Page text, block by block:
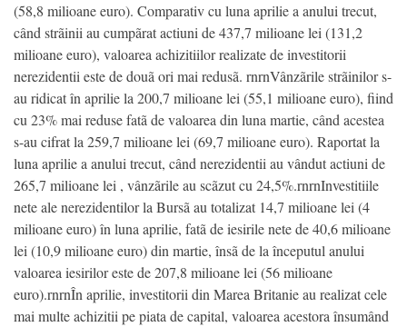
(58,8 milioane euro). Comparativ cu luna aprilie a anului trecut,
când strãinii au cumpãrat actiuni de 437,7 milioane lei (131,2
milioane euro), valoarea achizitiilor realizate de investitorii
nerezidentii este de douã ori mai redusã. rnrnVânzãrile strãinilor s-
au ridicat în aprilie la 200,7 milioane lei (55,1 milioane euro), fiind
cu 23% mai reduse fatã de valoarea din luna martie, când acestea
s-au cifrat la 259,7 milioane lei (69,7 milioane euro). Raportat la
luna aprilie a anului trecut, când nerezidentii au vândut actiuni de
265,7 milioane lei , vânzãrile au scãzut cu 24,5%.rnrnInvestitiile
nete ale nerezidentilor la Bursã au totalizat 14,7 milioane lei (4
milioane euro) în luna aprilie, fatã de iesirile nete de 40,6 milioane
lei (10,9 milioane euro) din martie, însã de la începutul anului
valoarea iesirilor este de 207,8 milioane lei (56 milioane
euro).rnrnÎn aprilie, investitorii din Marea Britanie au realizat cele
mai multe achizitii pe piata de capital, valoarea acestora însumând